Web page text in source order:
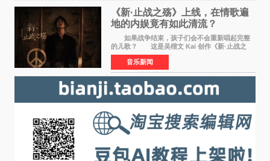
《新·止战之殇》上线，在情歌遍
地的内娱竟有如此清流？
如果战争结束，孩子们会不会重新唱起完整
的儿歌？ 这是吴楷文 Kai 创作《新·止战之
殇》时最初的想法。 从伊朗相关冲突引发的
地区局势，到世界各地仍在发生的动荡与不安，
战争从来不只
音乐新闻